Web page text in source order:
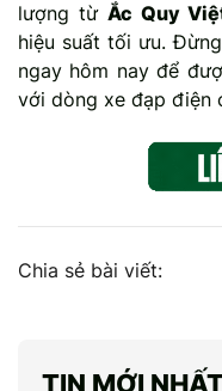
lượng từẮc Quy
hiệu suất tối ưu.
ngay hôm nay để
với dòng xe đạp điện
Chia sẻ bài viết:
TIN MỚI